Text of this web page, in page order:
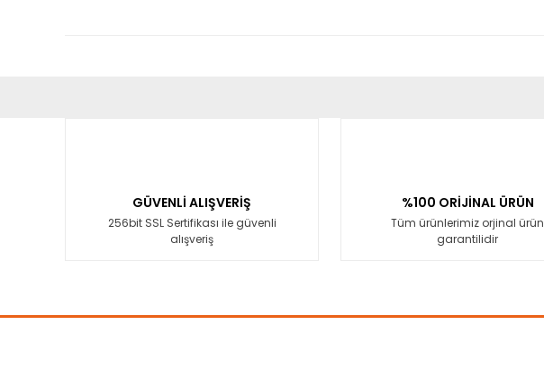
Ürün bilgilerinde hatalar bulunuyor.
Ürün fiyatı diğer sitelerden daha pahalı.
GÜVENLİ ALIŞVERİŞ
256bit SSL Sertifikası ile güvenli
alışveriş
%100 ORİJİNAL ÜRÜN
Tüm ürünlerimiz orjinal ürün
garantilidir